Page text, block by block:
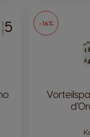
INTENSITÄT5 -16%